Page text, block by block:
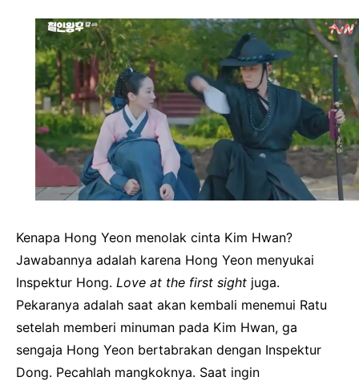
Kenapa Hong Yeon menolak cinta Kim Hwan?
Jawabannya adalah karena Hong Yeon menyukai
Inspektur Hong. Love at the first sight juga.
Pekaranya adalah saat akan kembali menemui Ratu
setelah memberi minuman pada Kim Hwan, ga
sengaja Hong Yeon bertabrakan dengan Inspektur
Dong. Pecahlah mangkoknya. Saat ingin